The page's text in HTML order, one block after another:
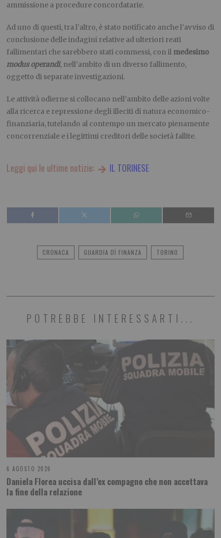
ammissione a procedure concordatarie.
Ad uno di questi, tra l’altro, è stato notificato anche l’avviso di
conclusione delle indagini relative ad ulteriori reati
fallimentari che sarebbero stati commessi, con il medesimo
modus operandi, nell’ambito di un diverso fallimento,
oggetto di separate investigazioni.
Le attività odierne si collocano nell’ambito delle azioni volte
alla ricerca e repressione degli illeciti di natura economico-
finanziaria, tutelando al contempo un mercato pienamente
concorrenziale e i legittimi creditori delle società fallite.
Leggi qui le ultime notizie: IL TORINESE
CRONACA GUARDIA DÌ FINANZA TORINO
POTREBBE INTERESSARTI...
6 AGOSTO 2026
Daniela Florea uccisa dall’ex compagno che non accettava
la fine della relazione